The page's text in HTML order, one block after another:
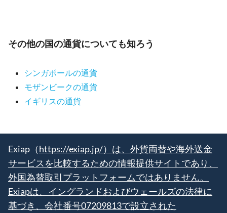
その他の国の通貨についても知ろう
シンガポールの通貨
モザンビークの通貨
イギリスの通貨
Exiap（https://exiap.jp/）は、外貨両替や海外送金
サービスを比較するための情報提供サイトであり、
外国為替取引プラットフォームではありません。
Exiapは、イングランドおよびウェールズの法律に
基づき、会社番号07209813で設立された